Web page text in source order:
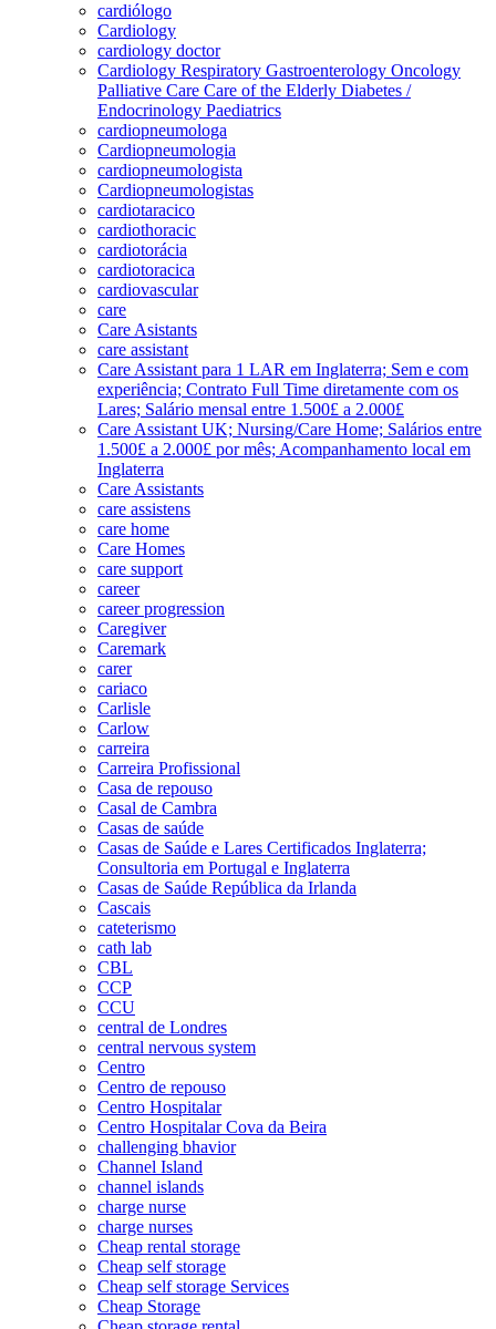
cardiólogo
Cardiology
cardiology doctor
Cardiology Respiratory Gastroenterology Oncology
Palliative Care Care of the Elderly Diabetes /
Endocrinology Paediatrics
cardiopneumologa
Cardiopneumologia
cardiopneumologista
Cardiopneumologistas
cardiotaracico
cardiothoracic
cardiotorácia
cardiotoracica
cardiovascular
care
Care Asistants
care assistant
Care Assistant para 1 LAR em Inglaterra; Sem e com
experiência; Contrato Full Time diretamente com os
Lares; Salário mensal entre 1.500£ a 2.000£
Care Assistant UK; Nursing/Care Home; Salários entre
1.500£ a 2.000£ por mês; Acompanhamento local em
Inglaterra
Care Assistants
care assistens
care home
Care Homes
care support
career
career progression
Caregiver
Caremark
carer
cariaco
Carlisle
Carlow
carreira
Carreira Profissional
Casa de repouso
Casal de Cambra
Casas de saúde
Casas de Saúde e Lares Certificados Inglaterra;
Consultoria em Portugal e Inglaterra
Casas de Saúde República da Irlanda
Cascais
cateterismo
cath lab
CBL
CCP
CCU
central de Londres
central nervous system
Centro
Centro de repouso
Centro Hospitalar
Centro Hospitalar Cova da Beira
challenging bhavior
Channel Island
channel islands
charge nurse
charge nurses
Cheap rental storage
Cheap self storage
Cheap self storage Services
Cheap Storage